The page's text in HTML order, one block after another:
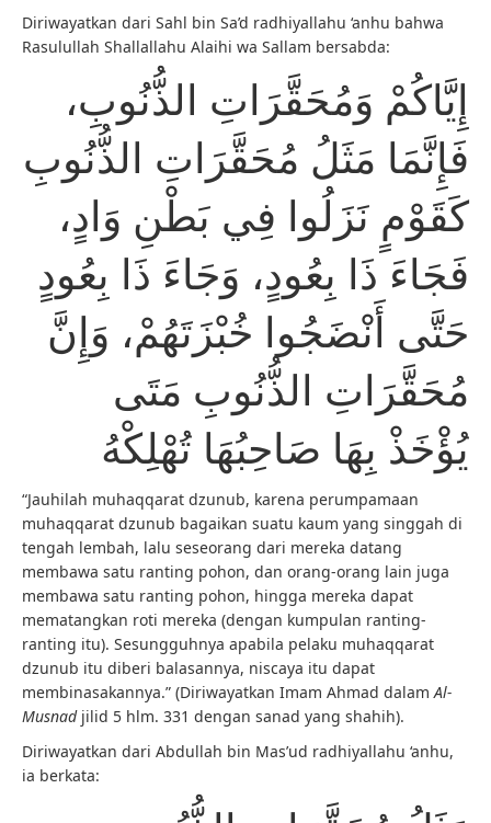
Diriwayatkan dari Sahl bin Sa’d radhiyallahu ‘anhu bahwa
Rasulullah Shallallahu Alaihi wa Sallam bersabda:
إِيَّاكُمْ وَمُحَقَّرَاتِ الذُّنُوبِ،
فَإِنَّمَا مَثَلُ مُحَقَّرَاتِ الذُّنُوبِ
كَقَوْمٍ نَزَلُوا فِي بَطْنِ وَادٍ،
فَجَاءَ ذَا بِعُودٍ، وَجَاءَ ذَا بِعُودٍ
حَتَّى أَنْضَجُوا خُبْزَتَهُمْ، وَإِنَّ
مُحَقَّرَاتِ الذُّنُوبِ مَتَى
يُؤْخَذْ بِهَا صَاحِبُهَا تُهْلِكْهُ
“Jauhilah muhaqqarat dzunub, karena perumpamaan
muhaqqarat dzunub bagaikan suatu kaum yang singgah di
tengah lembah, lalu seseorang dari mereka datang
membawa satu ranting pohon, dan orang-orang lain juga
membawa satu ranting pohon, hingga mereka dapat
mematangkan roti mereka (dengan kumpulan ranting-
ranting itu). Sesungguhnya apabila pelaku muhaqqarat
dzunub itu diberi balasannya, niscaya itu dapat
membinasakannya.” (Diriwayatkan Imam Ahmad dalamAl-
Musnadjilid 5 hlm. 331 dengan sanad yang shahih).
Diriwayatkan dari Abdullah bin Mas’ud radhiyallahu ‘anhu,
ia berkata: